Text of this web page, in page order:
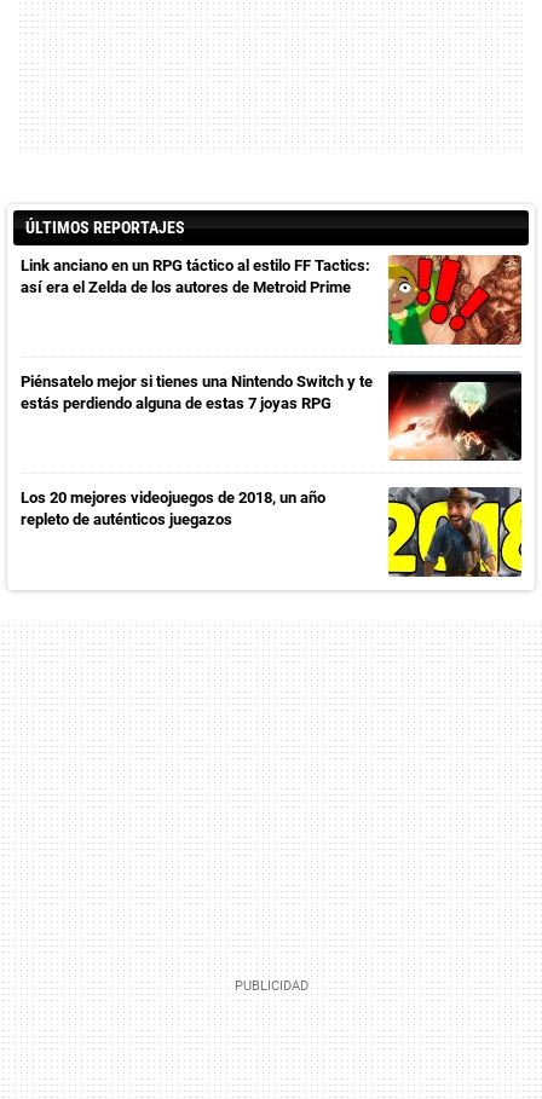
ÚLTIMOS REPORTAJES
Link anciano en un RPG táctico al estilo FF Tactics:
así era el Zelda de los autores de Metroid Prime
Piénsatelo mejor si tienes una Nintendo Switch y te
estás perdiendo alguna de estas 7 joyas RPG
Los 20 mejores videojuegos de 2018, un año
repleto de auténticos juegazos